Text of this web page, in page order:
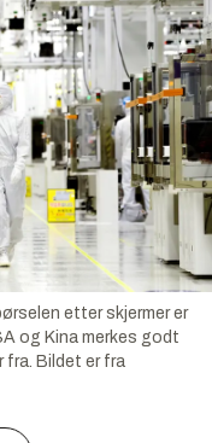
etter skjermer er
og Kina merkes godt
fra. Bildet er fra